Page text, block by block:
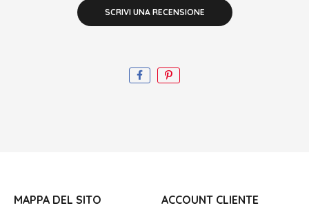
SCRIVI UNA RECENSIONE
MAPPA DEL SITO ACCOUNT CLIENTE